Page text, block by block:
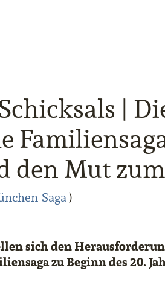
|
den Mut
Saga)
sich den
zu Beginn des 20.